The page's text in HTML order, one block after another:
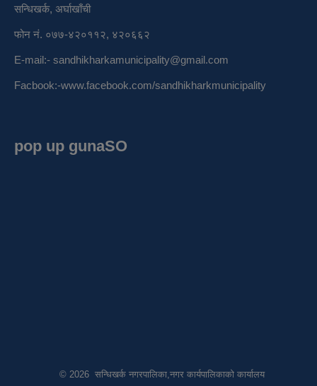
सन्धिखर्क, अर्घाखाँची
फोन नं. ०७७-४२०११२, ४२०६६२
E-mail:- sandhikharkamunicipality@gmail.com
Facbook:-www.facebook.com/sandhikharkmunicipality
pop up gunaSO
© 2026 सन्धिखर्क नगरपालिका,नगर कार्यपालिकाको कार्यालय